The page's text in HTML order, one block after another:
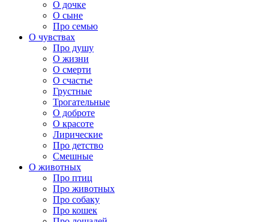
О дочке
О сыне
Про семью
О чувствах
Про душу
О жизни
О смерти
О счастье
Грустные
Трогательные
О доброте
О красоте
Лирические
Про детство
Смешные
О животных
Про птиц
Про животных
Про собаку
Про кошек